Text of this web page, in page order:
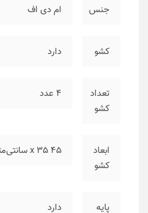
جنس ام دی اف
کشو دارد
تعداد
کشو
۴ عدد
ابعاد
کشو
۴۵ x 35 سانتی‌متر
پایه دارد